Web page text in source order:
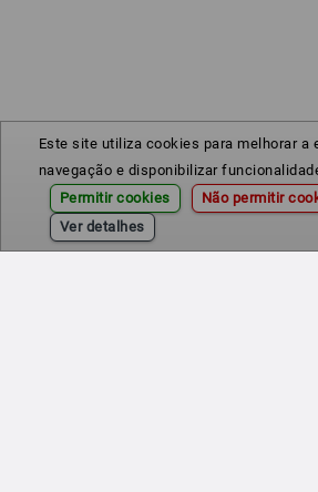
Este site utiliza cookies para melhorar a
navegação e disponibilizar
Permitir cookies
Não permitir
Ver detalhes